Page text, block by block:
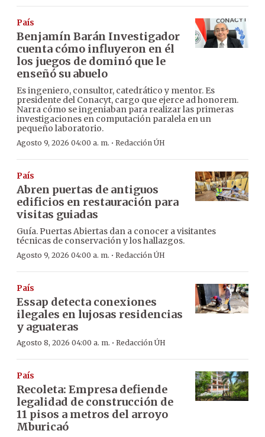
País
Benjamín Barán Investigador
cuenta cómo influyeron en él
los juegos de dominó que le
enseñó su abuelo
Es ingeniero, consultor, catedrático y mentor. Es
presidente del Conacyt, cargo que ejerce ad honorem.
Narra cómo se ingeniaban para realizar las primeras
investigaciones en computación paralela en un
pequeño laboratorio.
Agosto 9, 2026 04:00 a. m. · Redacción ÚH
País
Abren puertas de antiguos
edificios en restauración para
visitas guiadas
Guía. Puertas Abiertas dan a conocer a visitantes
técnicas de conservación y los hallazgos.
Agosto 9, 2026 04:00 a. m. · Redacción ÚH
País
Essap detecta conexiones
ilegales en lujosas residencias
y aguateras
Agosto 8, 2026 04:00 a. m. · Redacción ÚH
País
Recoleta: Empresa defiende
legalidad de construcción de
11 pisos a metros del arroyo
Mburicaó